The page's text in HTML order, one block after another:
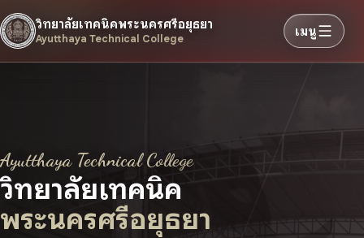
วิทยาลัยเทคนิคพระนครศรีอยุธยา
Ayutthaya Technical College
เมนู
Ayutthaya Technical College
วิทยาลัยเทคนิค
พระนครศรีอยุธยา